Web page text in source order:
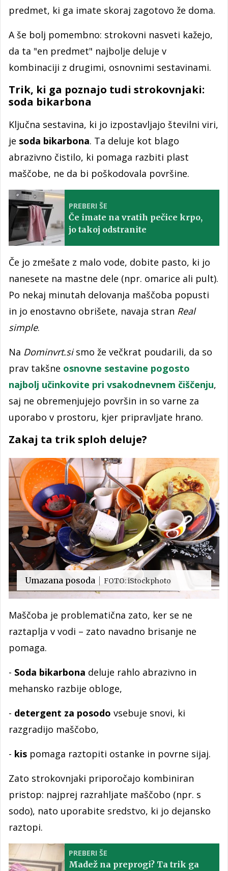
predmet, ki ga imate skoraj zagotovo že doma.
A še bolj pomembno: strokovni nasveti kažejo,
da ta "en predmet" najbolje deluje v
kombinaciji z drugimi, osnovnimi sestavinami.
Trik, ki ga poznajo tudi strokovnjaki:
soda bikarbona
Ključna sestavina, ki jo izpostavljajo številni viri,
je soda bikarbona. Ta deluje kot blago
abrazivno čistilo, ki pomaga razbiti plast
maščobe, ne da bi poškodovala površine.
PREBERI ŠE
Če imate na vratih pečice krpo,
jo takoj odstranite
Če jo zmešate z malo vode, dobite pasto, ki jo
nanesete na mastne dele (npr. omarice ali pult).
Po nekaj minutah delovanja maščoba popusti
in jo enostavno obrišete, navaja stran Real
simple.
Na Dominvrt.sismo že večkrat poudarili, da so
prav takšne osnovne sestavine pogosto
najbolj učinkovite pri vsakodnevnem čiščenju,
saj ne obremenjujejo površin in so varne za
uporabo v prostoru, kjer pripravljate hrano.
Zakaj ta trik sploh deluje?
Umazana posoda FOTO: iStockphoto
Maščoba je problematična zato, ker se ne
raztaplja v vodi – zato navadno brisanje ne
pomaga.
- Soda bikarbona deluje rahlo abrazivno in
mehansko razbije obloge,
- detergent za posodo vsebuje snovi, ki
razgradijo maščobo,
- kis pomaga raztopiti ostanke in povrne sijaj.
Zato strokovnjaki priporočajo kombiniran
pristop: najprej razrahljate maščobo (npr. s
sodo), nato uporabite sredstvo, ki jo dejansko
raztopi.
PREBERI ŠE
Madež na preprogi? Ta trik ga